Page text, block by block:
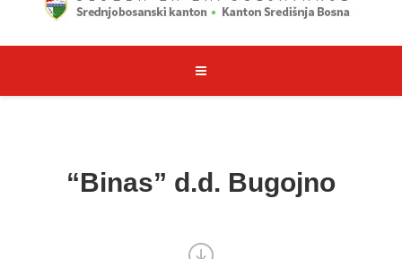
“Binas” d.d. Bugojno